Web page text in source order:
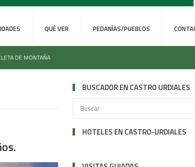
QUÉ VER PEDANÍAS/PUEBLOS
DE MONTAÑA
BUSCADOR EN CASTRO URDIALES
HOTELES EN CASTRO-URDIALES